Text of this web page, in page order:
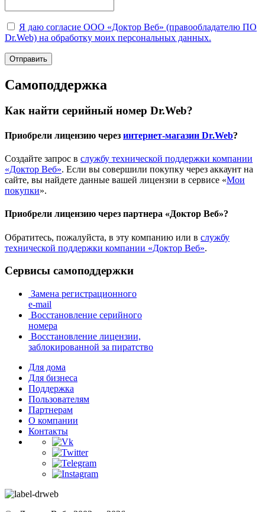
Я даю согласие ООО «Доктор Веб» (правообладателю ПО
Dr.Web) на обработку моих персональных данных.
Отправить
Самоподдержка
Как найти серийный номер Dr.Web?
Приобрели лицензию через интернет-магазин Dr.Web?
Создайте запрос в службу технической поддержки компании
«Доктор Веб». Если вы совершили покупку через аккаунт на
сайте, вы найдете данные вашей лицензии в сервисе «Мои
покупки».
Приобрели лицензию через партнера «Доктор Веб»?
Обратитесь, пожалуйста, в эту компанию или в службу
технической поддержки компании «Доктор Веб».
Сервисы самоподдержки
Замена регистрационного
e-mail
Восстановление серийного
номера
Восстановление лицензии,
заблокированной за пиратство
Для дома
Для бизнеса
Поддержка
Пользователям
Партнерам
О компании
Контакты